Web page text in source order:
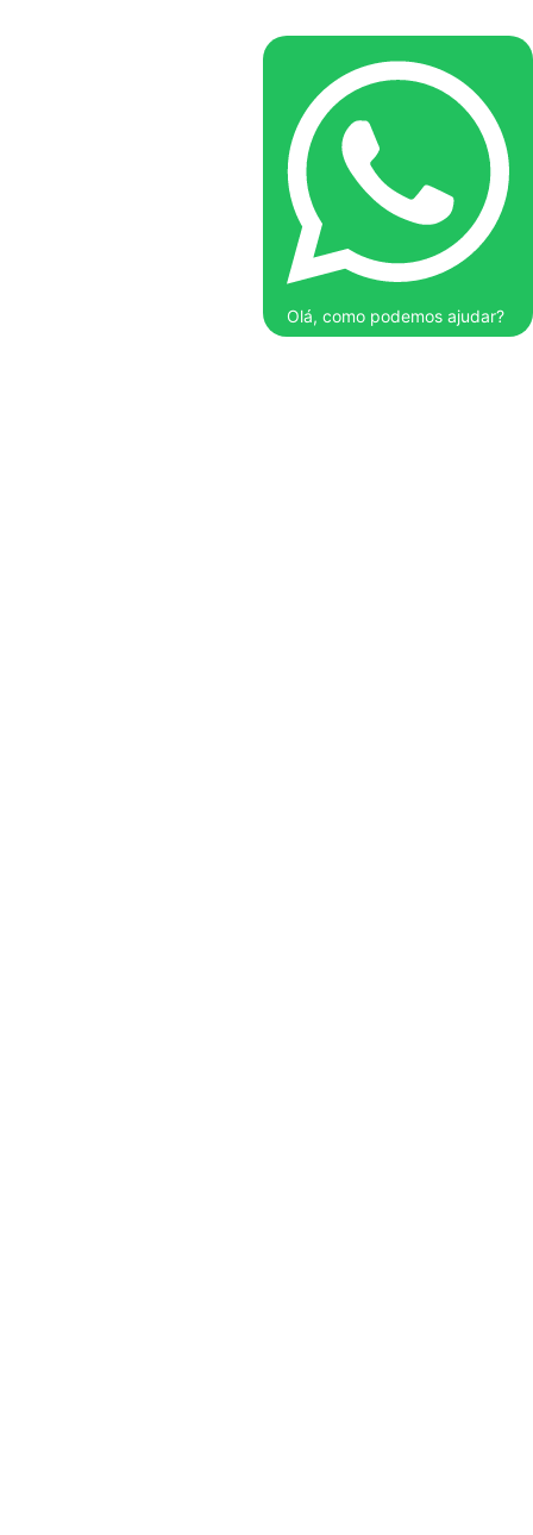
Olá, como podemos ajudar?